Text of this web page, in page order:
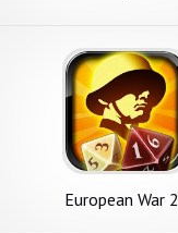
European War 2